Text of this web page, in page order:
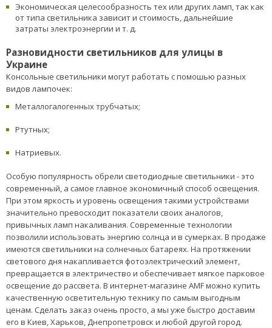
Экономическая целесообразность тех или других ламп, так как
от типа светильника зависит и стоимость, дальнейшие
затраты электроэнергии и т. д.
Разновидности светильников для улицы в
Украине
Консольные светильники могут работать с помошью разных
видов лампочек:
Металлогалогенных трубчатых;
Ртутных;
Натриевых.
Особую популярность обрели светодиодные светильники - это
современный, а самое главное экономичный способ освещения.
При этом яркость и уровень освещения такими устройствами
значительно превосходит показатели своих аналогов,
привычных ламп накаливания. Современные технологии
позволили использовать энергию солнца и в сумерках. В продаже
имеются светильники на солнечных батареях. На протяжении
светового дня накапливается фотоэлектрический элемент,
превращается в электричество и обеспечивает мягкое парковое
освещение до рассвета. В интернет-магазине AMF можно купить
качественную осветительную технику по самым выгодным
ценам. Сделать заказ очень просто, а мы уже быстро доставим
его в Киев, Харьков, Днепропетровск и любой другой город.